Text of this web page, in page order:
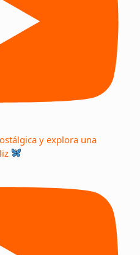
y explora una